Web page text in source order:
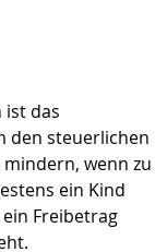
ist das
den steuerlichen
wenn zu
ein Kind
Freibetrag